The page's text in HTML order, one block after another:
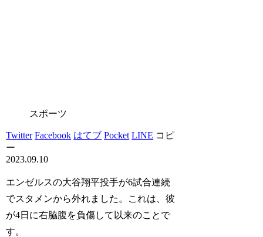
スポーツ
Twitter Facebook はてブ Pocket LINE コピ
ー
2023.09.10
エンゼルスの大谷翔平投手が6試合連続
でスタメンから外れました。これは、彼
が4日に右脇腹を負傷して以来のことで
す。